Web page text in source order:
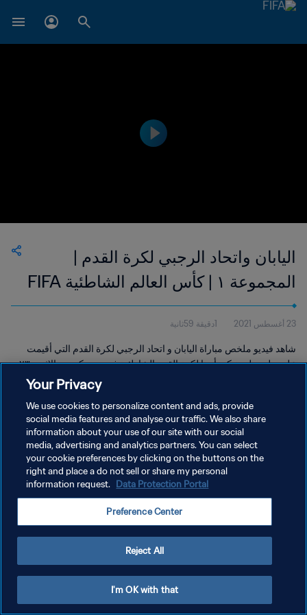
اليابان واتحاد الرجبي لكرة القدم |
المجموعة ١ | كأس العالم الشاطئية FIFA
روسيا ٢٠٢١™ | فيديو ملخص
23 أغسطس 2021 1دقيقة 59ثانية
شاهد فيديو ملخص مباراة اليابان و اتحاد الرجبي لكرة القدم التي أقيمت
على ملعب لوجنيكي أرينا لكرة القدم الشاطئية في موسكو يوم الاثنين ٢٣
إدارة تفضيلات ملفات تعريف الارتباط
Your Privacy
We use cookies to personalize content and ads, provide
social media features and analyse our traffic. We also share
information about your use of our site with our social
media, advertising and analytics partners. You can select
your cookie preferences by clicking on the buttons on the
right and place a do not sell or share my personal
information request. Data Protection Portal
Preference Center
Reject All
I'm OK with that